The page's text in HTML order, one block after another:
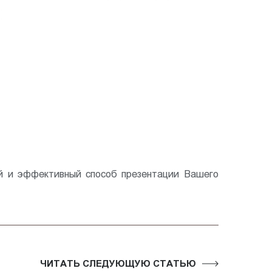
и эффективный способ презентации Вашего
ЧИТАТЬ СЛЕДУЮЩУЮ СТАТЬЮ